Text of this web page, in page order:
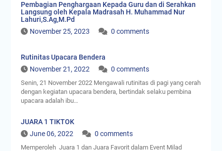
Pembagian Penghargaan Kepada Guru dan di Serahkan
Langsung oleh Kepala Madrasah H. Muhammad Nur
Lahuri,S.Ag,M.Pd
November 25, 2023
0 comments
Rutinitas Upacara Bendera
November 21, 2022
0 comments
Senin, 21 November 2022 Mengawali rutinitas di pagi yang cerah
dengan kegiatan upacara bendera, bertindak selaku pembina
upacara adalah ibu…
JUARA 1 TIKTOK
June 06, 2022
0 comments
Memperoleh Juara 1 dan Juara Favorit dalam Event Milad